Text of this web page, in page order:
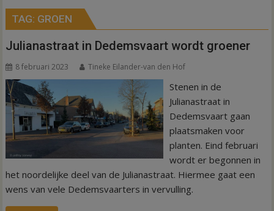
TAG: GROEN
Julianastraat in Dedemsvaart wordt groener
8 februari 2023 Tineke Eilander-van den Hof
Stenen in de
Julianastraat in
Dedemsvaart gaan
plaatsmaken voor
planten. Eind februari
wordt er begonnen in
het noordelijke deel van de Julianastraat. Hiermee gaat een
wens van vele Dedemsvaarters in vervulling.